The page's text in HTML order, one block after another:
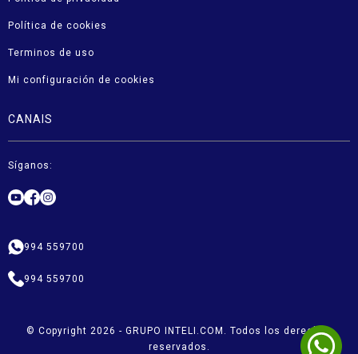
Política de cookies
Terminos de uso
Mi configuración de cookies
CANAIS
Síganos:
994 559700
994 559700
© Copyright 2026 - GRUPO INTELI.COM. Todos los derechos
reservados.